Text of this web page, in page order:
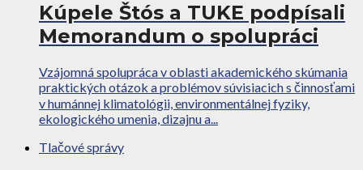
Kúpele Štós a TUKE podpísali
Memorandum o spolupráci
Vzájomná spolupráca v oblasti akademického skúmania
praktických otázok a problémov súvisiacich s činnosťami
v humánnej klimatológii, environmentálnej fyziky,
ekologického umenia, dizajnu a...
Tlačové správy